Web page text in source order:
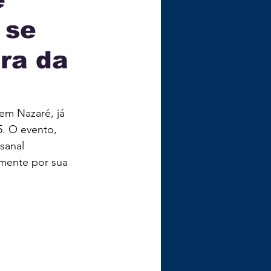
da
Nazaré, já
O evento,
por sua